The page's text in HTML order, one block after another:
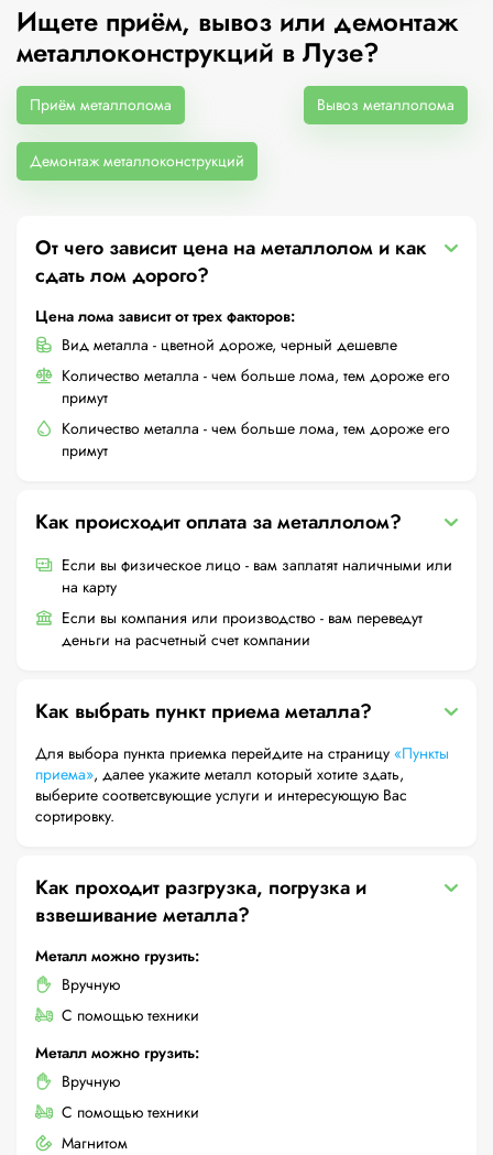
Ищете приём, вывоз или демонтаж
металлоконструкций в Лузе?
Приём металлолома Вывоз металлолома
Демонтаж металлоконструкций
От чего зависит цена на металлолом и как
сдать лом дорого?
Цена лома зависит от трех факторов:
Вид металла - цветной дороже, черный дешевле
Количество металла - чем больше лома, тем дороже его
примут
Количество металла - чем больше лома, тем дороже его
примут
Как происходит оплата за металлолом?
Если вы физическое лицо - вам заплатят наличными или
на карту
Если вы компания или производство - вам переведут
деньги на расчетный счет компании
Как выбрать пункт приема металла?
Для выбора пункта приемка перейдите на страницу «Пункты
приема», далее укажите металл который хотите здать,
выберите соответсвующие услуги и интересующую Вас
сортировку.
Как проходит разгрузка, погрузка и
взвешивание металла?
Металл можно грузить:
Вручную
С помощью техники
Металл можно грузить:
Вручную
С помощью техники
Магнитом